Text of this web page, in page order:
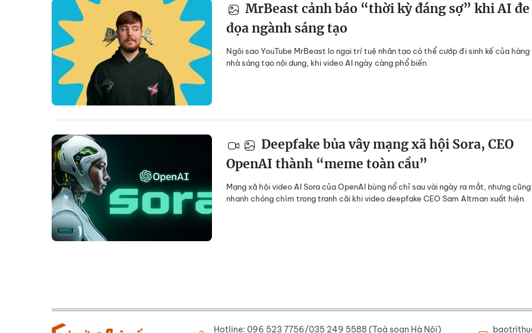
MrBeast cảnh báo “thời kỳ đáng sợ” khi AI đe
dọa ngành sáng tạo
Ngôi sao YouTube MrBeast lo ngại trí tuệ nhân tạo có thể cướp đi sinh kế của
nhà sáng tạo nội dung, khi video AI ngày càng phổ biến.
Deepfake bủa vây mạng xã hội Sora, CEO
OpenAI thành “meme toàn cầu”
Mạng xã hội video AI Sora của OpenAI bùng nổ chỉ sau vài ngày ra mắt, nhưng cũng
nhanh chóng chìm trong tranh cãi khi video deepfake CEO Sam Altman xuất hiện.
Hotline: 096 523 7756/035 249 5588 (Toà soạn Hà Nội)